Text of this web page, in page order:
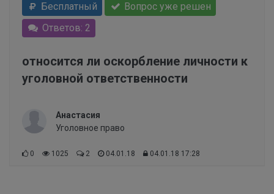
Бесплатный
Вопрос уже решен
Ответов: 2
относится ли оскорбление личности к
уголовной ответственности
Анастасия
Уголовное право
0 1025 2 04.01.18 04.01.18 17:28